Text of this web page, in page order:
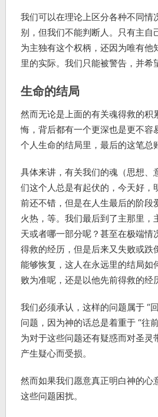
我们可以在理论上区分各种不同情
别，但我们不能判断人。只有主自
为主独有这个权柄，还因为唯有他
里的实际。我们只能被警告，并希
生命的结局
然而无论是上面的有关魂得救的积
悔，背后都有一个更深也是更不容
个人生命的结局里，最后的这笔总
具体来讲，有关我们的魂（思想、
们这个人总是有起伏的，今天好，
前还不错，但是在人生最后的阶段
火热，等。我们最后到了主那里，
天或者哪一部分呢？甚至在极端情
得救的经历，但是后来又失败或跌
能够恢复，这人在永远里的结局如
败为准呢，还是以他先前得救的经
我们必须承认，这样的问题属于 “
问题，因为神的话总是着重于 “往
为对于这些问题还有疑惑而对圣灵
产生疑心而受损。
然而如果我们愿意真正明白神的心
这些问题困扰。